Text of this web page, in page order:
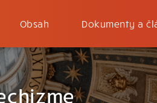
Obsah Dokumenty a